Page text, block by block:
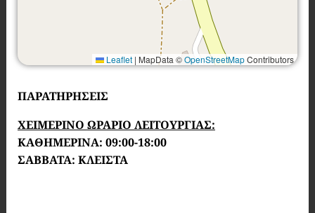
Leaflet | MapData ©OpenStreetMapContributors
ΠΑΡΑΤΗΡΗΣΕΙΣ
ΧΕΙΜΕΡΙΝΟ ΩΡΑΡΙΟ ΛΕΙΤΟΥΡΓΙΑΣ:
ΚΑΘΗΜΕΡΙΝΑ: 09:00-18:00
ΣΑΒΒΑΤΑ: ΚΛΕΙΣΤΑ